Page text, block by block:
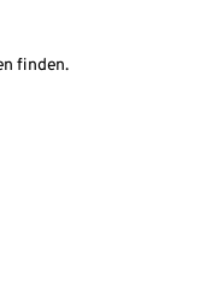
finden.